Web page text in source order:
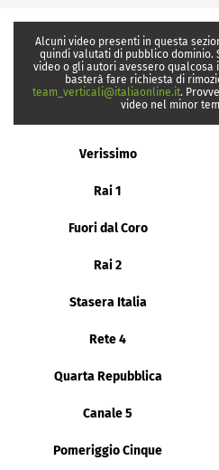
Alcuni video presenti in questa
quindi valutati di pubblico dominio.
video o gli autori avessero
basterà fare richiesta di
team_verticali@italiaonline.it.
video nel minor
Verissimo
Rai 1
Fuori dal Coro
Rai 2
Stasera Italia
Rete 4
Quarta Repubblica
Canale 5
Pomeriggio Cinque